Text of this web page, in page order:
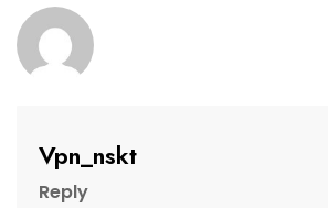
Vpn_nskt
Reply